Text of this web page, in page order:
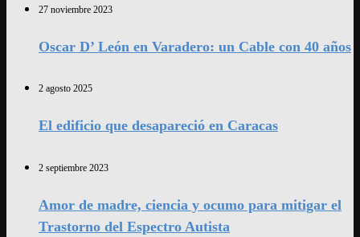
27 noviembre 2023
Oscar D’ León en Varadero: un Cable con 40 años
2 agosto 2025
El edificio que desapareció en Caracas
2 septiembre 2023
Amor de madre, ciencia y ocumo para mitigar el
Trastorno del Espectro Autista